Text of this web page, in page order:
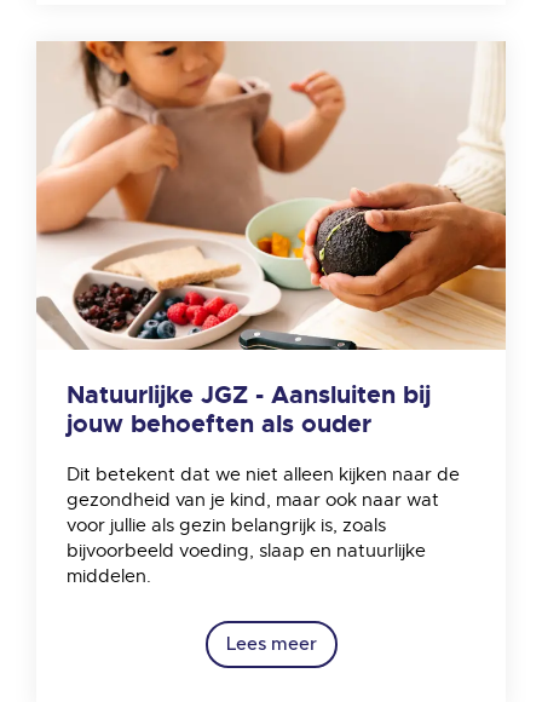
Natuurlijke JGZ - Aansluiten bij
jouw behoeften als ouder
Dit betekent dat we niet alleen kijken naar de
gezondheid van je kind, maar ook naar wat
voor jullie als gezin belangrijk is, zoals
bijvoorbeeld voeding, slaap en natuurlijke
middelen.
Lees meer